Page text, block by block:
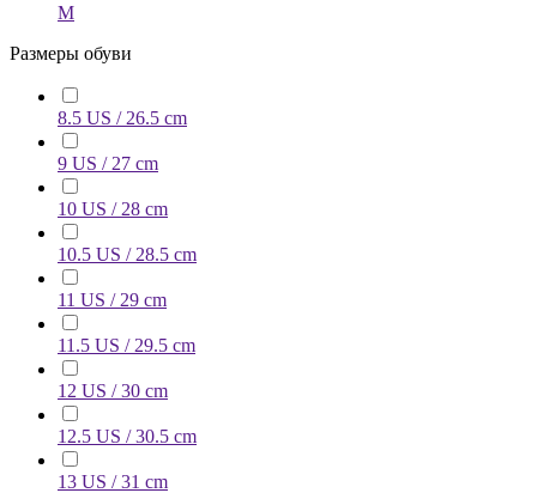
M
Размеры обуви
8.5 US / 26.5 cm
9 US / 27 cm
10 US / 28 cm
10.5 US / 28.5 cm
11 US / 29 cm
11.5 US / 29.5 cm
12 US / 30 cm
12.5 US / 30.5 cm
13 US / 31 cm